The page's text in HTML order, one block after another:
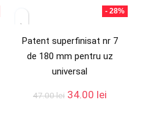
- 28%
Patent superfinisat nr 7
de 180 mm pentru uz
universal
47.00lei 34.00 lei